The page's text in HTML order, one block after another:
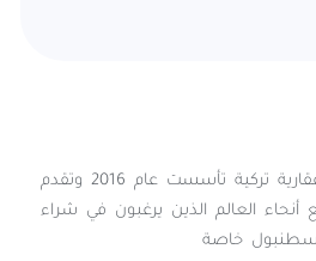
الخطوة الأولى هي شركة عقارية تركية تأسست عام 2016 وتقدم
العالم الذين يرغبون في شراء
إسطنبول خاصة